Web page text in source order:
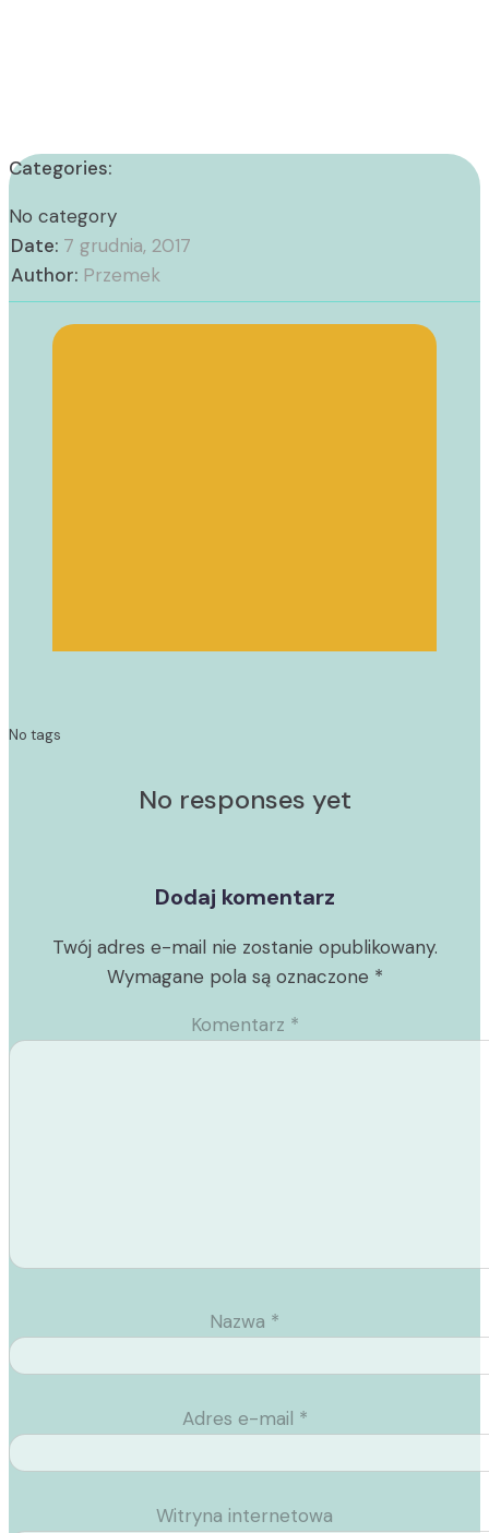
Categories:
No category
Date: 7 grudnia, 2017
Author: Przemek
No tags
No responses yet
Dodaj komentarz
Twój adres e-mail nie zostanie opublikowany.
Wymagane pola są oznaczone *
Komentarz *
Nazwa *
Adres e-mail *
Witryna internetowa